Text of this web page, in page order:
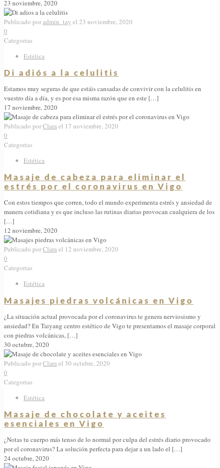
23 noviembre, 2020
Publicado poradmin_tay el 23 noviembre, 2020
0
Categorias
Estética
Di adiós a la celulitis
Estamos muy seguras de que estáis cansadas de convivir con la celulitis en
vuestro día a día, y es por esa misma razón que en este […]
17 noviembre, 2020
Publicado porClarael 17 noviembre, 2020
0
Categorias
Estética
Masaje de cabeza para eliminar el
estrés por el coronavirus en Vigo
Con estos tiempos que corren, todo el mundo experimenta estrés y ansiedad de
manera cotidiana y es que incluso las rutinas diarias provocan cualquiera de los
[…]
12 noviembre, 2020
Publicado porClarael 12 noviembre, 2020
0
Categorias
Estética
Masajes piedras volcánicas en Vigo
¿La situación actual provocada por el coronavirus te genera nerviosismo y
ansiedad? En Taiyang centro estético de Vigo te presentamos el masaje corporal
con piedras volcánicas, […]
30 octubre, 2020
Publicado porClarael 30 octubre, 2020
0
Categorias
Estética
Masaje de chocolate y aceites
esenciales en Vigo
¿Notas tu cuerpo más tenso de lo normal por culpa del estrés diario provocado
por el coronavirus? La solución perfecta para dejar a un lado el […]
24 octubre, 2020